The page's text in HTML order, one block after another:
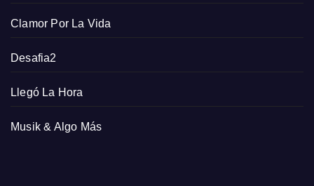
Clamor Por La Vida
Desafia2
Llegó La Hora
Musik & Algo Más